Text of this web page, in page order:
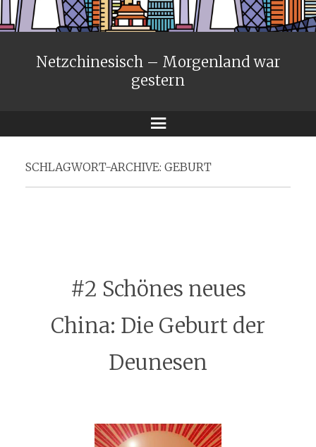
Netzchinesisch – Morgenland war
gestern
Menü
SCHLAGWORT-ARCHIVE: GEBURT
#2 Schönes neues
China: Die Geburt der
Deunesen